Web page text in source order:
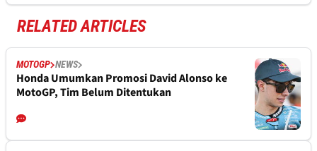
RELATED ARTICLES
MOTOGP NEWS
Honda Umumkan Promosi David Alonso ke
MotoGP, Tim Belum Ditentukan